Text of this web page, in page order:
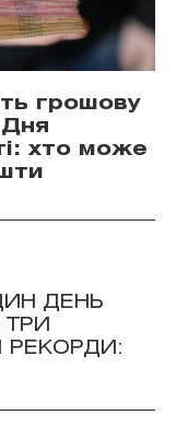
грошову
хто може
ДЕНЬ
РЕКОРДИ: